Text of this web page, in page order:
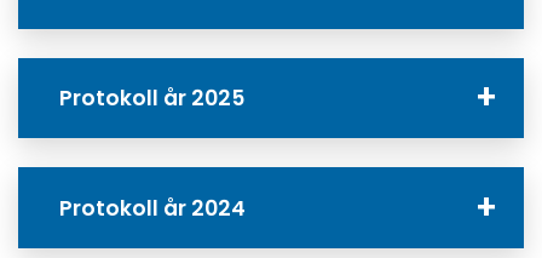
Protokoll år 2025
Protokoll år 2024